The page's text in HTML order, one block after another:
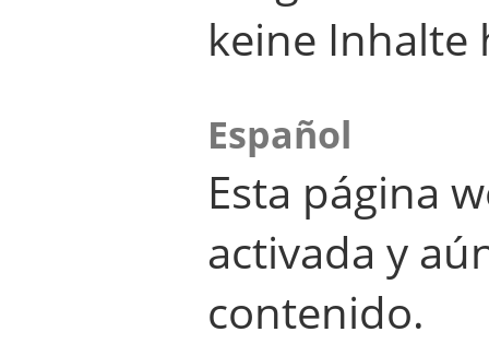
keine Inhalte
Español
Esta página
activada y
contenido.